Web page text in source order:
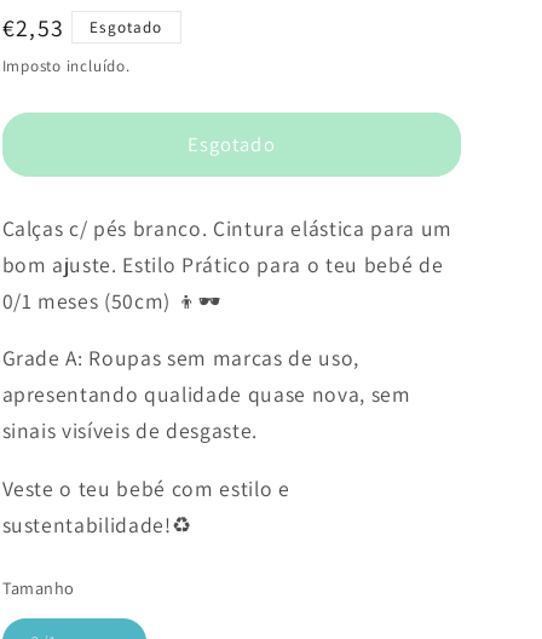
Preço
normal
€2,53
Esgotado
Imposto incluído.
Esgotado
Calças c/ pés branco. Cintura elástica para um
bom ajuste. Estilo Prático para o teu bebé de
0/1 meses (50cm) 👦🕶️
Grade A: Roupas sem marcas de uso,
apresentando qualidade quase nova, sem
sinais visíveis de desgaste.
Veste o teu bebé com estilo e
sustentabilidade!♻️
Tamanho